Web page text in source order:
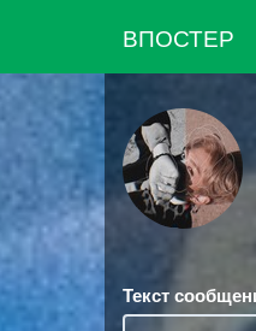
ВПОСТЕР
Текст